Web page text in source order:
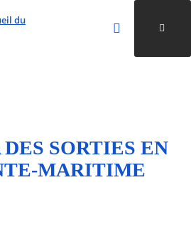
Rechercher
Valider la
SORTIES EN
MARITIME